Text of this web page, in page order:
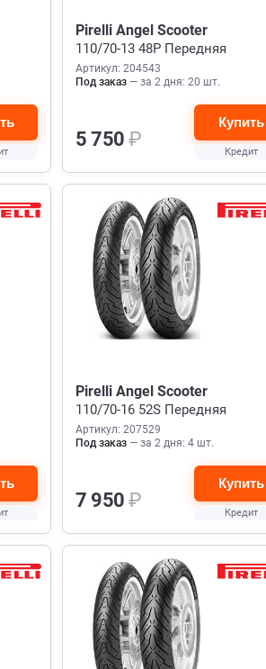
Pirelli Angel Scooter
110/70-13 48P Передняя
Артикул: 204543
Под заказ — за 2 дня: 20 шт.
5 750₽
Купить
Кредит
Pirelli Angel Scooter
110/70-16 52S Передняя
Артикул: 207529
Под заказ — за 2 дня: 4 шт.
7 950₽
Купить
Кредит